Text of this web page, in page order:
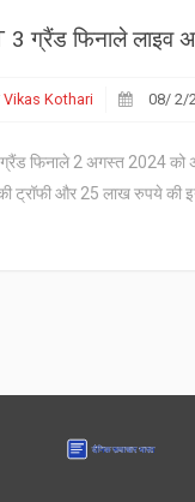
ग्रैंड फिनाले लाइव
Vikas Kothari 08/ 2/
फिनाले 2 अगस्त 2024 को
ट्रॉफी और 25 लाख रुपये की